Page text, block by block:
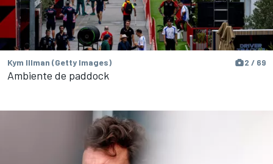
Kym Illman (Getty Images) 2 / 69
Ambiente de paddock